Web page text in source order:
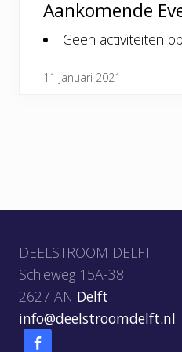
Aankomende
Geen activiteiten
11 januari 2021
DEELSTROOM DELFT
Schieweg 15A-38
2627 AN Delft
info@deelstroomdelft.nl